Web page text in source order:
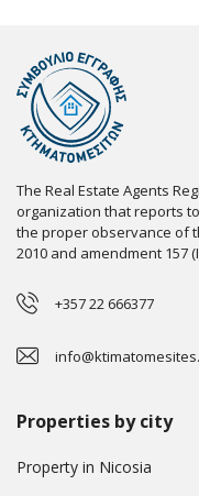
The Real Estate Agents
organization that reports
the proper observance of
2010 and amendment 157
+357 22 666377
Properties by city
Property in Nicosia